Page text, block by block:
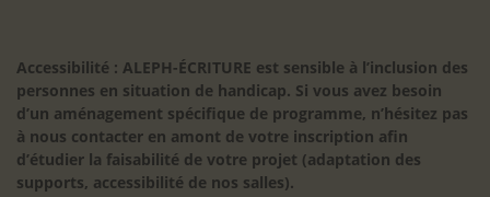
Accessibilité : ALEPH-ÉCRITURE est sensible à l’inclusion des
personnes en situation de handicap. Si vous avez besoin
d’un aménagement spécifique de programme, n’hésitez pas
à nous contacter en amont de votre inscription afin
d’étudier la faisabilité de votre projet (adaptation des
supports, accessibilité de nos salles).